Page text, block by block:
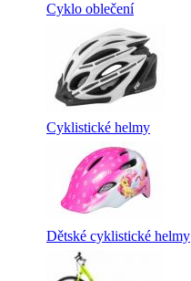
Cyklo oblečení
Cyklistické helmy
Dětské cyklistické helmy